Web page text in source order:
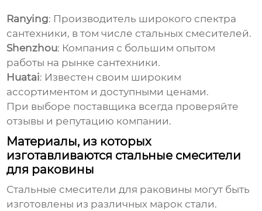
Ranying: Производитель широкого спектра
сантехники, в том числе стальных смесителей.
Shenzhou: Компания с большим опытом
работы на рынке сантехники.
Huatai: Известен своим широким
ассортиментом и доступными ценами.
При выборе поставщика всегда проверяйте
отзывы и репутацию компании.
Материалы, из которых
изготавливаются стальные смесители
для раковины
Стальные смесители для раковины могут быть
изготовлены из различных марок стали.